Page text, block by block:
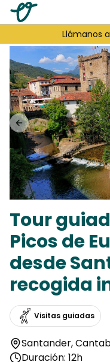
Llámanos
Previous slide
Tour
Picos de
desde
recogida
Visitas guiadas
Santander,
Duración: 12h